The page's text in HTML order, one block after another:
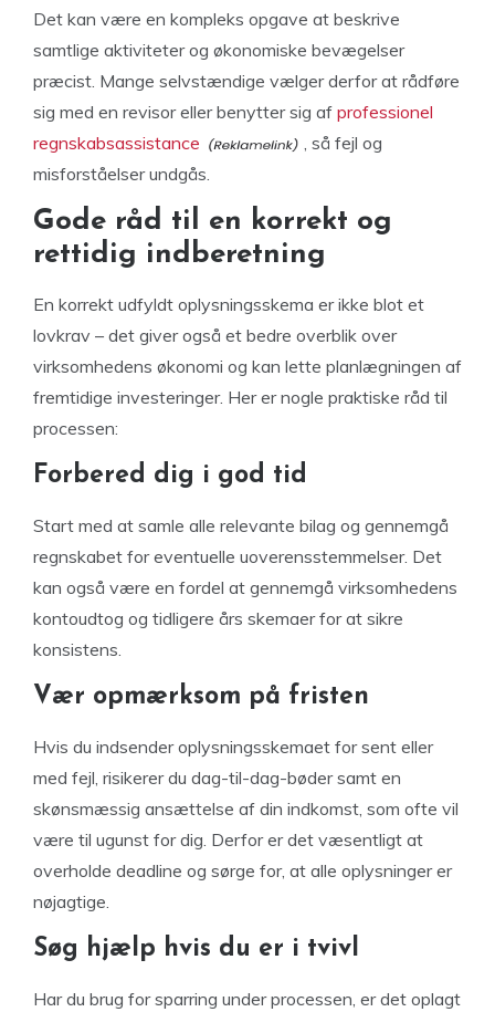
Det kan være en kompleks opgave at beskrive
samtlige aktiviteter og økonomiske bevægelser
præcist. Mange selvstændige vælger derfor at rådføre
sig med en revisor eller benytter sig af professionel
regnskabsassistance
, så fejl og
misforståelser undgås.
Gode råd til en korrekt og
rettidig indberetning
En korrekt udfyldt oplysningsskema er ikke blot et
lovkrav – det giver også et bedre overblik over
virksomhedens økonomi og kan lette planlægningen af
fremtidige investeringer. Her er nogle praktiske råd til
processen:
Forbered dig i god tid
Start med at samle alle relevante bilag og gennemgå
regnskabet for eventuelle uoverensstemmelser. Det
kan også være en fordel at gennemgå virksomhedens
kontoudtog og tidligere års skemaer for at sikre
konsistens.
Vær opmærksom på fristen
Hvis du indsender oplysningsskemaet for sent eller
med fejl, risikerer du dag-til-dag-bøder samt en
skønsmæssig ansættelse af din indkomst, som ofte vil
være til ugunst for dig. Derfor er det væsentligt at
overholde deadline og sørge for, at alle oplysninger er
nøjagtige.
Søg hjælp hvis du er i tvivl
Har du brug for sparring under processen, er det oplagt